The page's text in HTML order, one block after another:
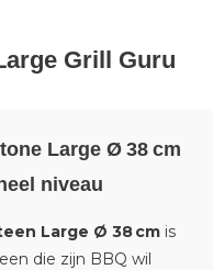
Grill Guru
Large Ø 38 cm
niveau
Large Ø 38 cm is
die zijn BBQ wil